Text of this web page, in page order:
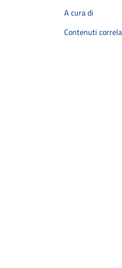
A cura di
Contenuti